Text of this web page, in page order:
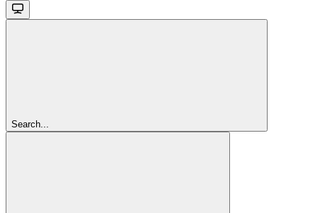
Search...